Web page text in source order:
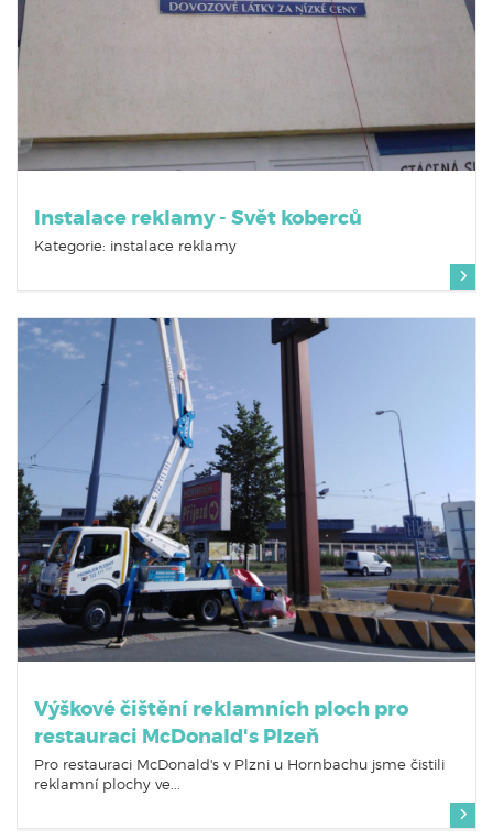
Instalace reklamy - Svět koberců
Kategorie: instalace reklamy
Výškové čištění reklamních ploch pro
restauraci McDonald's Plzeň
Pro restauraci McDonald's v Plzni u Hornbachu jsme čistili
reklamní plochy ve...